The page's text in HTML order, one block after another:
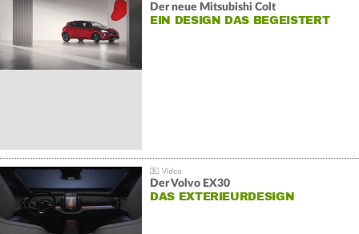
Der neue Mitsubishi Colt
EIN DESIGN DAS BEGEISTERT
Der Volvo EX30
DAS EXTERIEURDESIGN